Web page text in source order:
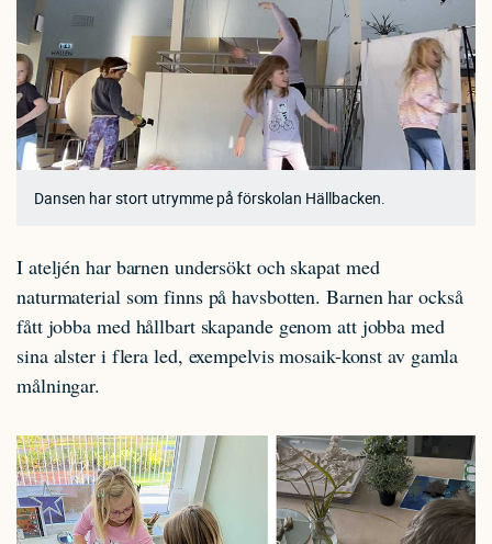
Dansen har stort utrymme på förskolan Hällbacken.
I ateljén har barnen undersökt och skapat med
naturmaterial som finns på havsbotten. Barnen har också
fått jobba med hållbart skapande genom att jobba med
sina alster i flera led, exempelvis mosaik-konst av gamla
målningar.